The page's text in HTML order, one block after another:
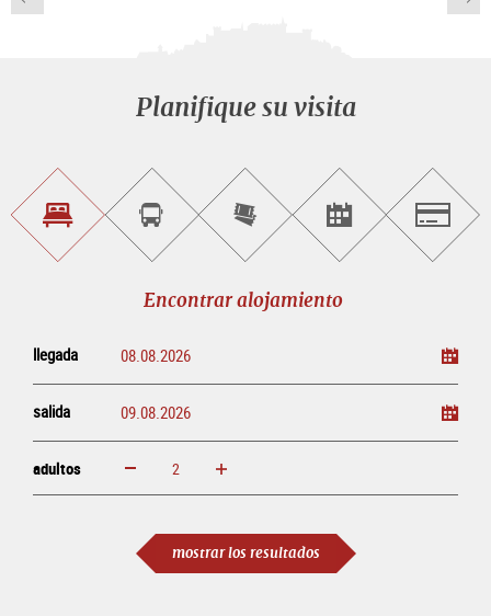
Planifique su visita
Encontrar
alojamiento
Reservar
visitas
guiadas
Comprar
entradas
en
Encontrar<br>
eventos
Encontrar alojamiento
llegada
salida
adultos aumentar disminuir
mostrar los resultados